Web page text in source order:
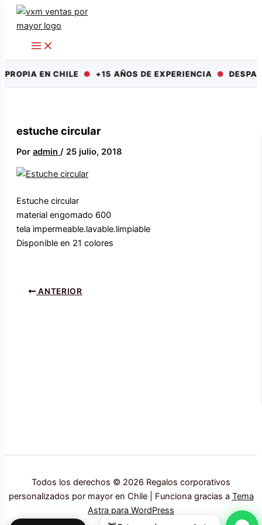
EN CHILE ●+15 AÑOS DE EXPERIENCIA ●
estuche circular
Por admin / 25 julio, 2018
Estuche circular
material engomado 600
tela impermeable.lavable.limpiable
Disponible en 21 colores
ANTERIOR
Todos los derechos © 2026 Regalos corporativos
personalizados por mayor en Chile | Funciona gracias a Tema
Astra para WordPress